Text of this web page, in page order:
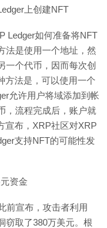
上创建NFT
Ledger如何准备将NFT
法是使用一个地址，然
一个代币，因而每次创
方法是，可以使用一个
允许用户将域添加到帐
，流程完成后，账户就
宣布，XRP社区对XRP
支持NFT的可能性发
资金
前宣布，攻击者利用
窃取了380万美元。根